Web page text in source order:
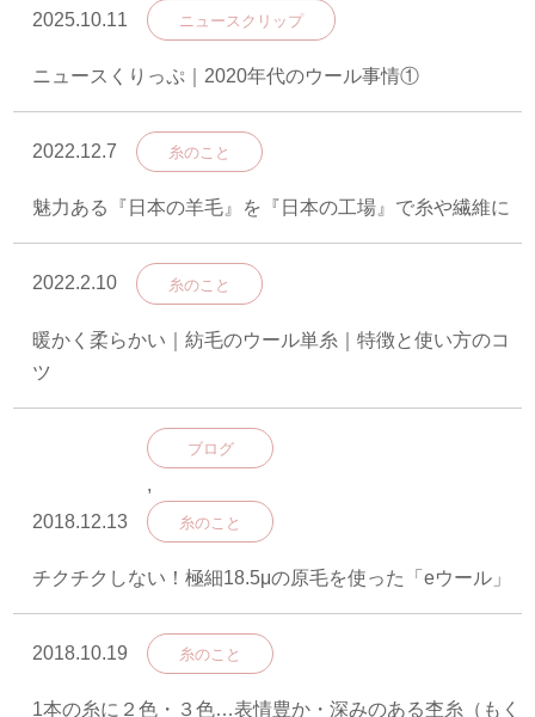
2025.10.11 ニュースクリップ
ニュースくりっぷ｜2020年代のウール事情①
2022.12.7 糸のこと
魅力ある『日本の羊毛』を『日本の工場』で糸や繊維に
2022.2.10 糸のこと
暖かく柔らかい｜紡毛のウール単糸｜特徴と使い方のコ
ツ
2018.12.13
ブログ
,
糸のこと
チクチクしない！極細18.5μの原毛を使った「eウール」
2018.10.19 糸のこと
1本の糸に２色・３色…表情豊か・深みのある杢糸（もく